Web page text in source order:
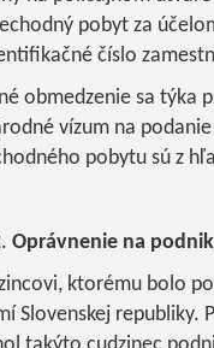
pobyt za
číslo
obmedzenie sa týka
vízum na
pobytu sú z
Oprávnenie na
ktorému bolo
Slovenskej